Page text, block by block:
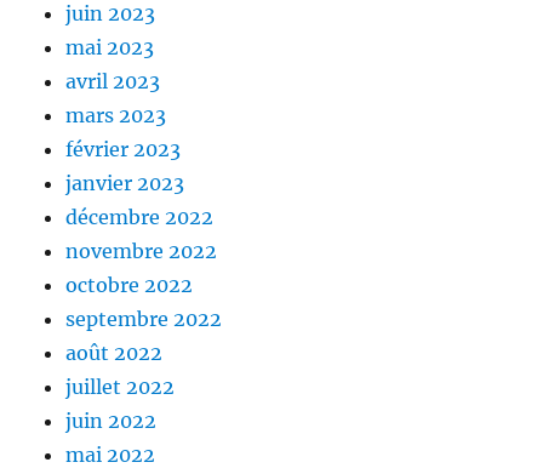
juin 2023
mai 2023
avril 2023
mars 2023
février 2023
janvier 2023
décembre 2022
novembre 2022
octobre 2022
septembre 2022
août 2022
juillet 2022
juin 2022
mai 2022